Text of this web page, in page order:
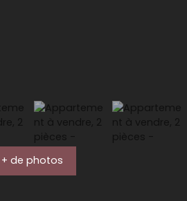
+ de photos